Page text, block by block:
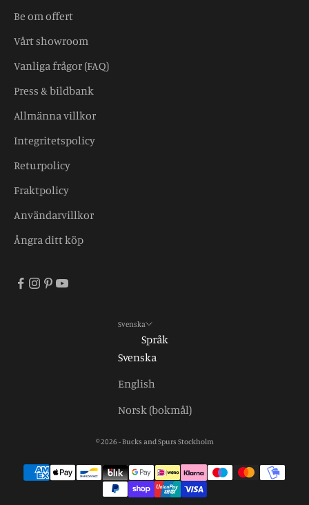
Be om offert
Vårt showroom
Vanliga frågor (FAQ)
Press & bildbank
Allmänna villkor
Integritetspolicy
Returpolicy
Fraktpolicy
Användarvillkor
Ångra ditt köp
Svenska
Språk
Svenska
English
Norsk (bokmål)
© 2026 - Bucks and Spurs Stockholm